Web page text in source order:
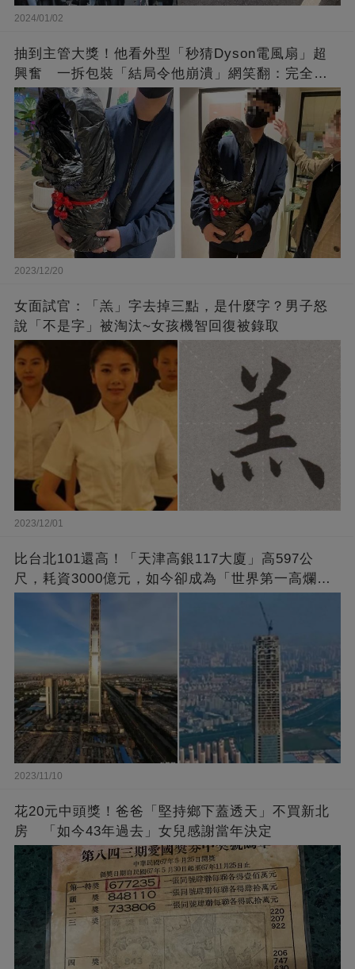
2024/01/02
抽到主管大獎！他看外型「秒猜Dyson電風扇」超
興奮 一拆包裝「結局令他崩潰」網笑翻：完全想
不到～
2023/12/20
女面試官：「羔」字去掉三點，是什麼字？男子怒
說「不是字」被淘汰~女孩機智回復被錄取
2023/12/01
比台北101還高！「天津高銀117大廈」高597公
尺，耗資3000億元，如今卻成為「世界第一高爛尾
2023/11/10
花20元中頭獎！爸爸「堅持鄉下蓋透天」不買新北
房 「如今43年過去」女兒感謝當年決定